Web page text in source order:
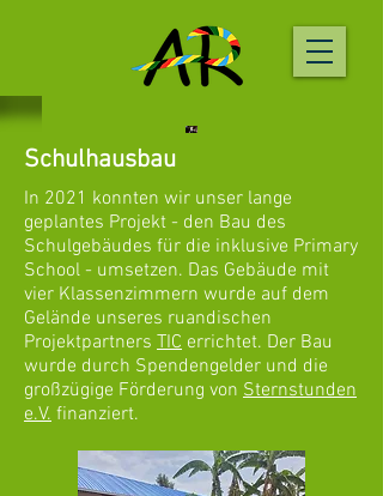
Schulhausbau
In 2021 konnten wir unser lange
geplantes Projekt - den Bau des
Schulgebäudes für die inklusive Primary
School - umsetzen. Das Gebäude mit
vier Klassenzimmern wurde auf dem
Gelände unseres ruandischen
Projektpartners TIC errichtet. Der Bau
wurde durch Spendengelder und die
großzügige Förderung von Sternstunden
e.V. finanziert.